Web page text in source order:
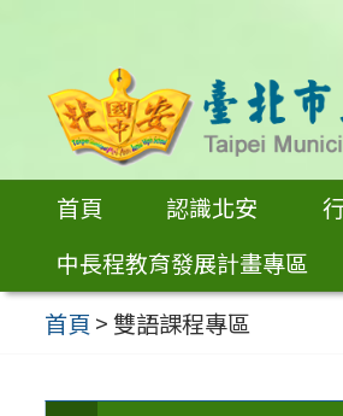
內
首頁 認識北安
中長程教育發展計畫專區
首頁 >雙語課程專區